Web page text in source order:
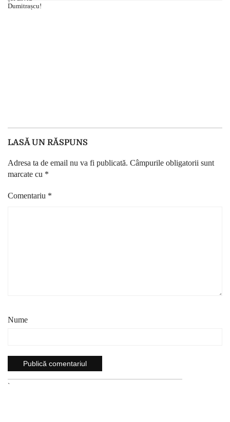
LASĂ UN RĂSPUNS
Adresa ta de email nu va fi publicată. Câmpurile obligatorii sunt
marcate cu *
Comentariu *
Nume
`